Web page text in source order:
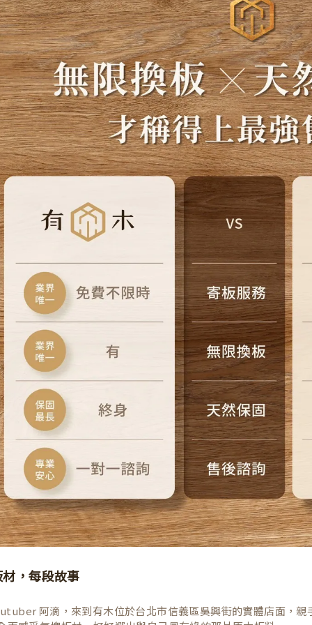
，每段故事
阿滴，來到有木位於台北市信義區吳興街的實體店面，